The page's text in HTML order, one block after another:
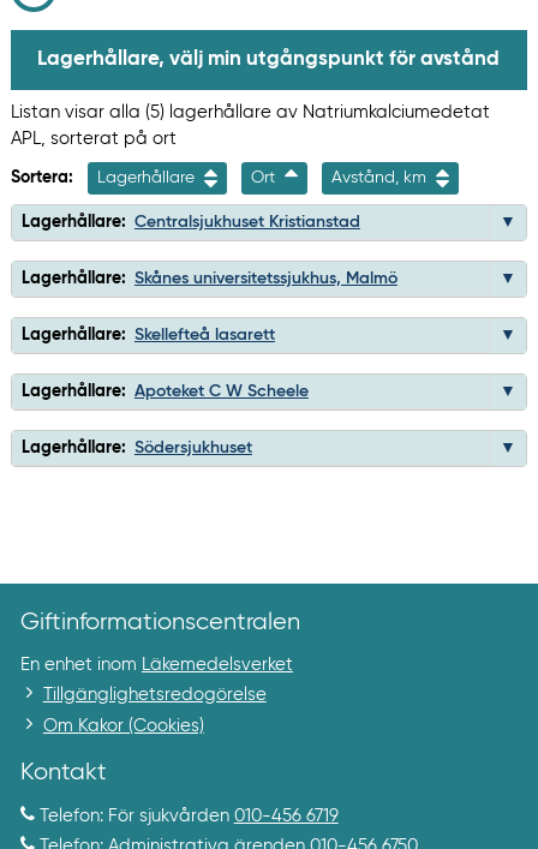
Lagerhållare, välj min utgångspunkt för avstånd
Listan visar alla (5) lagerhållare av Natriumkalciumedetat
APL, sorterat på ort
Sortera: Lagerhållare Ort Avstånd, km
Lagerhållare: Centralsjukhuset Kristianstad
Lagerhållare: Skånes universitetssjukhus, Malmö
Lagerhållare: Skellefteå lasarett
Lagerhållare: Apoteket C W Scheele
Lagerhållare: Södersjukhuset
Giftinformationscentralen
En enhet inom
Läkemedelsverket
Tillgänglighetsredogörelse
Om Kakor (Cookies)
Kontakt
Telefon: För sjukvården 010-456 6719